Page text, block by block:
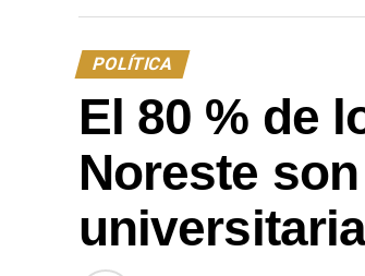
POLÍTICA
El 80 % de
Noreste